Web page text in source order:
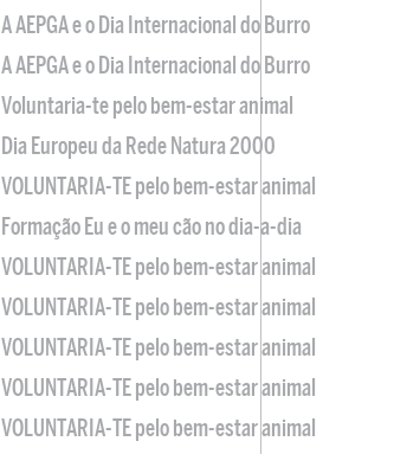
A AEPGA e o Dia Internacional do Burro
A AEPGA e o Dia Internacional do Burro
Voluntaria-te pelo bem-estar animal
Dia Europeu da Rede Natura 2000
VOLUNTARIA-TE pelo bem-estar animal
Formação Eu e o meu cão no dia-a-dia
VOLUNTARIA-TE pelo bem-estar animal
VOLUNTARIA-TE pelo bem-estar animal
VOLUNTARIA-TE pelo bem-estar animal
VOLUNTARIA-TE pelo bem-estar animal
VOLUNTARIA-TE pelo bem-estar animal